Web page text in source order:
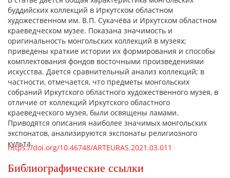
буддийских коллекций в Иркутском областном
художественном им. В.П. Сукачёва и Иркутском областном
краеведческом музее. Показана значимость и
оригинальность монгольских коллекций в музеях;
приведены краткие истории их формирования и способы
комплектования фондов восточными произведениями
искусства. Дается сравнительный анализ коллекций; в
частности, отмечается, что предметы монгольских
собраний Иркутского областного художественного музея, в
отличие от коллекций Иркутского областного
краеведческого музея, были освящены ламами.
Приводятся описания наиболее значимых монгольских
экспонатов, анализируются экспонаты религиозного
культа.
https://doi.org/10.46748/ARTEURAS.2021.03.011
Библиографические ссылки